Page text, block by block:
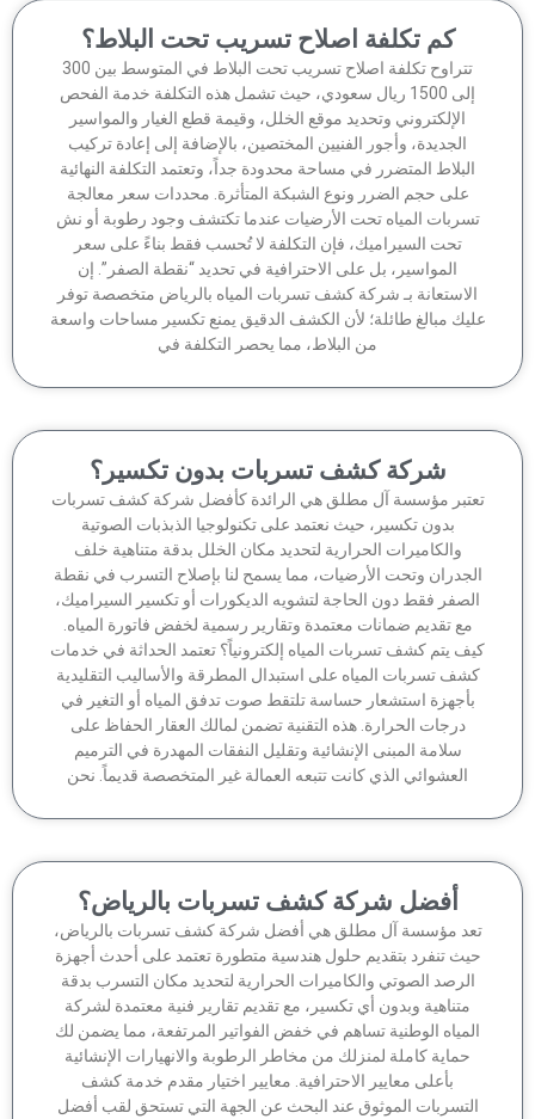
كم تكلفة اصلاح تسريب تحت البلاط؟
تتراوح تكلفة اصلاح تسريب تحت البلاط في المتوسط بين 300
إلى 1500 ريال سعودي، حيث تشمل هذه التكلفة خدمة الفحص
الإلكتروني وتحديد موقع الخلل، وقيمة قطع الغيار والمواسير
الجديدة، وأجور الفنيين المختصين، بالإضافة إلى إعادة تركيب
البلاط المتضرر في مساحة محدودة جداً، وتعتمد التكلفة النهائية
على حجم الضرر ونوع الشبكة المتأثرة. محددات سعر معالجة
المياه تحت الأرضيات عندما تكتشف وجود رطوبة أو نش
تحت السيراميك، فإن التكلفة لا تُحسب فقط بناءً على سعر
المواسير، بل على الاحترافية في تحديد “نقطة الصفر”. إن
بـ شركة كشف تسربات المياه بالرياض متخصصة توفر
مبالغ طائلة؛ لأن الكشف الدقيق يمنع تكسير مساحات واسعة
من البلاط، مما يحصر التكلفة في
شركة كشف تسربات بدون تكسير؟
مؤسسة آل مطلق هي الرائدة كأفضل شركة كشف تسربات
بدون تكسير، حيث نعتمد على تكنولوجيا الذبذبات الصوتية
والكاميرات الحرارية لتحديد مكان الخلل بدقة متناهية خلف
وتحت الأرضيات، مما يسمح لنا بإصلاح التسرب في نقطة
فقط دون الحاجة لتشويه الديكورات أو تكسير السيراميك،
مع تقديم ضمانات معتمدة وتقارير رسمية لخفض فاتورة المياه.
يتم كشف تسربات المياه إلكترونياً؟ تعتمد الحداثة في خدمات
تسربات المياه على استبدال المطرقة والأساليب التقليدية
بأجهزة استشعار حساسة تلتقط صوت تدفق المياه أو التغير في
درجات الحرارة. هذه التقنية تضمن لمالك العقار الحفاظ على
سلامة المبنى الإنشائية وتقليل النفقات المهدرة في الترميم
العشوائي الذي كانت تتبعه العمالة غير المتخصصة قديماً. نحن
أفضل شركة كشف تسربات بالرياض؟
مؤسسة آل مطلق هي أفضل شركة كشف تسربات بالرياض،
تنفرد بتقديم حلول هندسية متطورة تعتمد على أحدث أجهزة
الرصد الصوتي والكاميرات الحرارية لتحديد مكان التسرب بدقة
متناهية وبدون أي تكسير، مع تقديم تقارير فنية معتمدة لشركة
الوطنية تساهم في خفض الفواتير المرتفعة، مما يضمن لك
حماية كاملة لمنزلك من مخاطر الرطوبة والانهيارات الإنشائية
بأعلى معايير الاحترافية. معايير اختيار مقدم خدمة كشف
الموثوق عند البحث عن الجهة التي تستحق لقب أفضل